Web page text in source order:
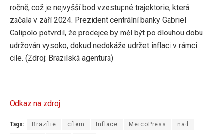
ročně, což je nejvyšší bod vzestupné trajektorie, která
začala v září 2024. Prezident centrální banky Gabriel
Galipolo potvrdil, že prodejce by měl být po dlouhou dobu
udržován vysoko, dokud nedokáže udržet inflaci v rámci
cíle. (Zdroj: Brazilská agentura)
Odkaz na zdroj
Tags: Brazílie cílem Inflace MercoPress nad